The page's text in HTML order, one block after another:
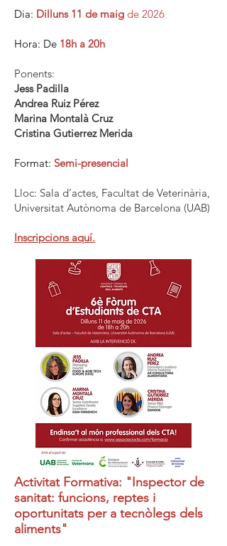
Dia: Dilluns 11 de maig de 2026
Hora: De 18h a 20h
Ponents:
Jess Padilla
Andrea Ruiz Pérez
Marina Montalà Cruz
Cristina Gutierrez Merida
Format: Semi-presencial
Lloc: Sala d’actes, Facultat de Veterinària,
Universitat Autònoma de Barcelona (UAB)
Inscripcions aquí.
Activitat Formativa: "Inspector de
sanitat: funcions, reptes i
oportunitats per a tecnòlegs dels
aliments"